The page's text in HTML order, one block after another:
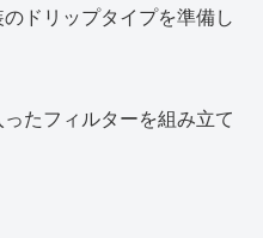
ドリップタイプを準備し
たフィルターを組み立て